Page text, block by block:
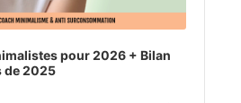
pour 2026 + Bilan
de 2025